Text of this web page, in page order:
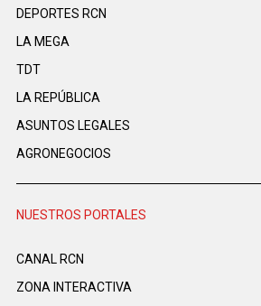
DEPORTES RCN
LA MEGA
TDT
LA REPÚBLICA
ASUNTOS LEGALES
AGRONEGOCIOS
NUESTROS PORTALES
CANAL RCN
ZONA INTERACTIVA